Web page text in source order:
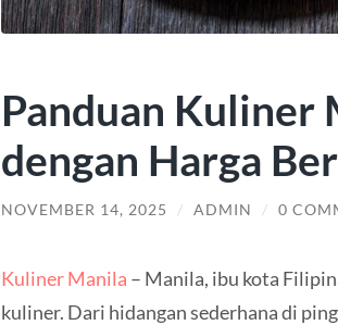
Panduan Kuliner
dengan Harga
NOVEMBER 14, 2025 / ADMIN / 0
Kuliner Manila – Manila, ibu kota
kuliner. Dari hidangan sederhana di